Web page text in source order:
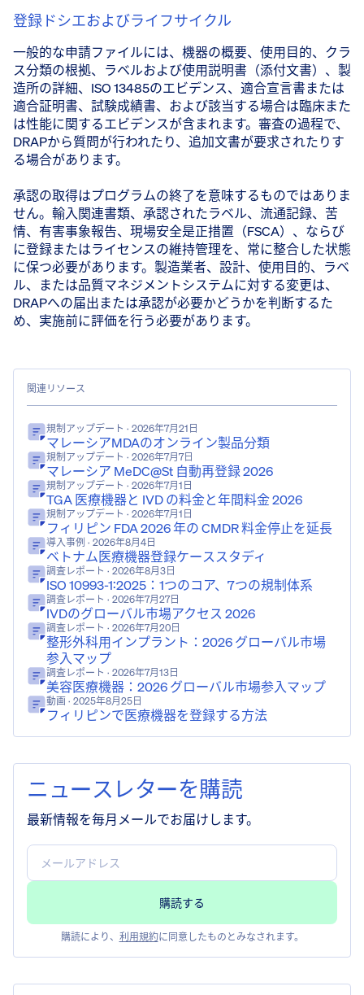
登録ドシエおよびライフサイクル
一般的な申請ファイルには、機器の概要、使用目的、クラ
ス分類の根拠、ラベルおよび使用説明書（添付文書）、製
造所の詳細、ISO 13485のエビデンス、適合宣言書または
適合証明書、試験成績書、および該当する場合は臨床また
は性能に関するエビデンスが含まれます。審査の過程で、
DRAPから質問が行われたり、追加文書が要求されたりす
る場合があります。
承認の取得はプログラムの終了を意味するものではありま
せん。輸入関連書類、承認されたラベル、流通記録、苦
情、有害事象報告、現場安全是正措置（FSCA）、ならび
に登録またはライセンスの維持管理を、常に整合した状態
に保つ必要があります。製造業者、設計、使用目的、ラベ
ル、または品質マネジメントシステムに対する変更は、
DRAPへの届出または承認が必要かどうかを判断するた
め、実施前に評価を行う必要があります。
関連リソース
規制アップデート · 2026年7月21日
マレーシアMDAのオンライン製品分類
規制アップデート · 2026年7月7日
マレーシア MeDC@St 自動再登録 2026
規制アップデート · 2026年7月1日
TGA 医療機器と IVD の料金と年間料金 2026
規制アップデート · 2026年7月1日
フィリピン FDA 2026 年の CMDR 料金停止を延長
導入事例 · 2026年8月4日
ベトナム医療機器登録ケーススタディ
調査レポート · 2026年8月3日
ISO 10993-1:2025：1つのコア、7つの規制体系
調査レポート · 2026年7月27日
IVDのグローバル市場アクセス 2026
調査レポート · 2026年7月20日
整形外科用インプラント：2026 グローバル市場
参入マップ
調査レポート · 2026年7月13日
美容医療機器：2026 グローバル市場参入マップ
動画 · 2025年8月25日
フィリピンで医療機器を登録する方法
ニュースレターを購読
最新情報を毎月メールでお届けします。
購読により、 利用規約に同意したものとみなされます。